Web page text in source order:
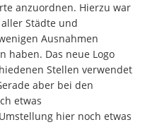
anzuordnen. Hierzu war
Städte und
Ausnahmen
haben. Das neue Logo
Stellen verwendet
aber bei den
etwas
hier noch etwas